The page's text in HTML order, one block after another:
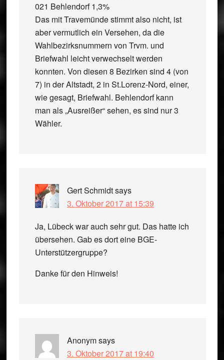
021 Behlendorf 1,3%
Das mit Travemünde stimmt also nicht, ist
aber vermutlich ein Versehen, da die
Wahlbezirksnummern von Trvm. und
Briefwahl leicht verwechselt werden
konnten. Von diesen 8 Bezirken sind 4 (von
7) in der Altstadt, 2 in St.Lorenz-Nord, einer,
wie gesagt, Briefwahl. Behlendorf kann
man als „Ausreißer“ sehen, es sind nur 3
Wähler.
Gert Schmidtsays
3. Oktober 2017 at 15:39
Ja, Lübeck war auch sehr gut. Das hatte ich
übersehen. Gab es dort eine BGE-
Unterstützergruppe?
Danke für den Hinweis!
Anonymsays
3. Oktober 2017 at 19:40